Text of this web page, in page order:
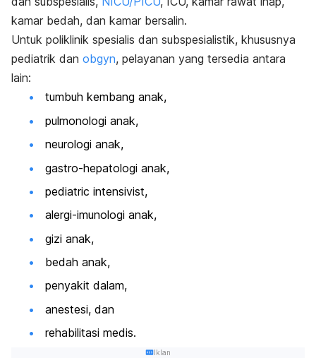
kamar bedah, dan kamar bersalin.
Untuk poliklinik spesialis dan subspesialistik, khususnya
pediatrik dan obgyn, pelayanan yang tersedia antara
lain:
tumbuh kembang anak,
pulmonologi anak,
neurologi anak,
gastro-hepatologi anak,
pediatric intensivist,
alergi-imunologi anak,
gizi anak,
bedah anak,
penyakit dalam,
anestesi, dan
rehabilitasi medis.
Iklan